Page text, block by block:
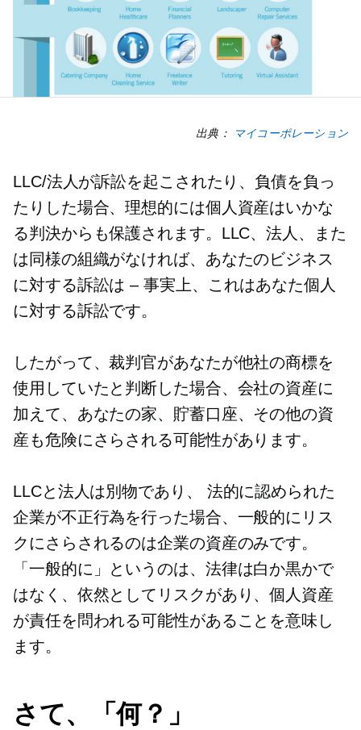
出典： マイコーポレーション
LLC/法人が訴訟を起こされたり、負債を負っ
たりした場合、理想的には個人資産はいかな
る判決からも保護されます。LLC、法人、また
は同様の組織がなければ、あなたのビジネス
に対する訴訟は–事実上、これはあなた個人
に対する訴訟です。
したがって、裁判官があなたが他社の商標を
使用していたと判断した場合、会社の資産に
加えて、あなたの家、貯蓄口座、その他の資
産も危険にさらされる可能性があります。
LLCと法人は別物であり、 法的に認められた
企業が不正行為を行った場合、一般的にリス
クにさらされるのは企業の資産のみです。
「一般的に」というのは、法律は白か黒かで
はなく、依然としてリスクがあり、個人資産
が責任を問われる可能性があることを意味し
ます。
さて、「何？」